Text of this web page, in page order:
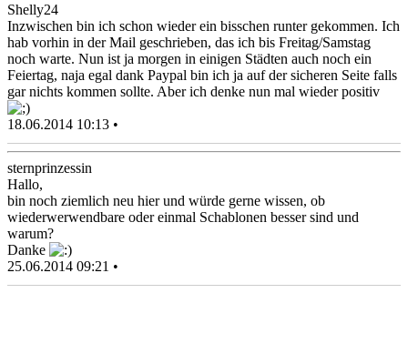
Shelly24
Inzwischen bin ich schon wieder ein bisschen runter gekommen. Ich
hab vorhin in der Mail geschrieben, das ich bis Freitag/Samstag
noch warte. Nun ist ja morgen in einigen Städten auch noch ein
Feiertag, naja egal dank Paypal bin ich ja auf der sicheren Seite falls
gar nichts kommen sollte. Aber ich denke nun mal wieder positiv
18.06.2014 10:13 •
sternprinzessin
Hallo,
bin noch ziemlich neu hier und würde gerne wissen, ob
wiederwerwendbare oder einmal Schablonen besser sind und
warum?
Danke
25.06.2014 09:21 •